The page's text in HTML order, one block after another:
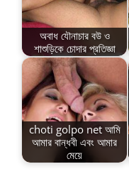
অবাধ যৌনাচার বউ ও
শাশুড়িকে চোদার প্রতিজ্ঞা
choti golpo net আমি
আমার বান্ধবী এবং আমার
মেয়ে